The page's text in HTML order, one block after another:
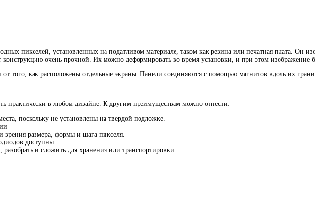
пикселей, установленных на податливом материале, таком как резина или печатная плата. Он
конструкцию очень прочной. Их можно деформировать во время установки, и при этом изображение
того, как расположены отдельные экраны. Панели соединяются с помощью магнитов вдоль их
практически в любом дизайне. К другим преимуществам можно отнести:
поскольку не установлены на твердой подложке.
размера, формы и шага пикселя.
доступны.
и сложить для хранения или транспортировки.